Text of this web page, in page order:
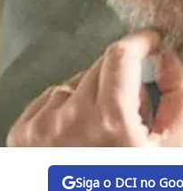
Siga o DCI no